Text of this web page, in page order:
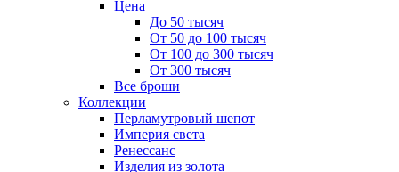
Цена
До 50 тысяч
От 50 до 100 тысяч
От 100 до 300 тысяч
От 300 тысяч
Все броши
Коллекции
Перламутровый шепот
Империя света
Ренессанс
Изделия из золота